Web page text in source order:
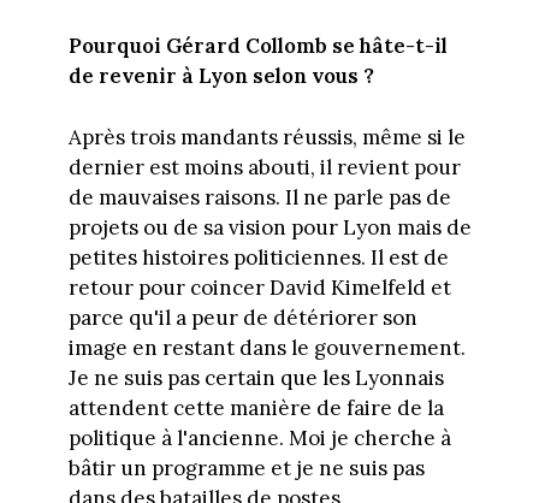
Pourquoi Gérard Collomb se hâte-t-il
de revenir à Lyon selon vous ?
Après trois mandants réussis, même si le
dernier est moins abouti, il revient pour
de mauvaises raisons. Il ne parle pas de
projets ou de sa vision pour Lyon mais de
petites histoires politiciennes. Il est de
retour pour coincer David Kimelfeld et
parce qu'il a peur de détériorer son
image en restant dans le gouvernement.
Je ne suis pas certain que les Lyonnais
attendent cette manière de faire de la
politique à l'ancienne. Moi je cherche à
bâtir un programme et je ne suis pas
dans des batailles de postes.